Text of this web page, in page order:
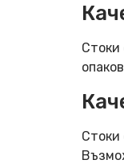
Стоки
Стоки